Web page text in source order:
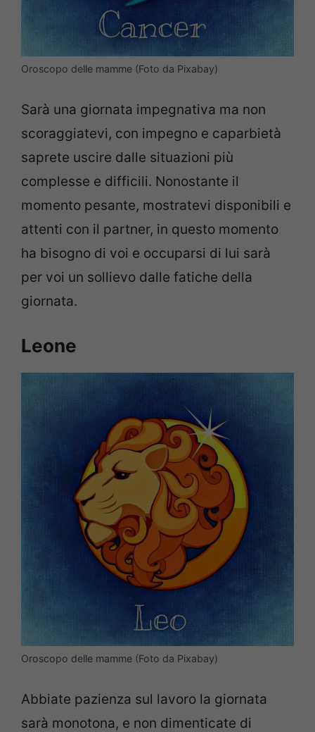
Oroscopo delle mamme (Foto da Pixabay)
Sarà una giornata impegnativa ma non
scoraggiatevi, con impegno e caparbietà
saprete uscire dalle situazioni più
complesse e difficili. Nonostante il
momento pesante, mostratevi disponibili e
attenti con il partner, in questo momento
ha bisogno di voi e occuparsi di lui sarà
per voi un sollievo dalle fatiche della
giornata.
Leone
Oroscopo delle mamme (Foto da Pixabay)
Abbiate pazienza sul lavoro la giornata
sarà monotona, e non dimenticate di